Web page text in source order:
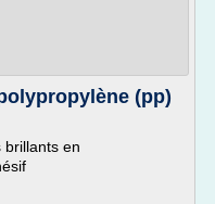
(pp)
brillants en